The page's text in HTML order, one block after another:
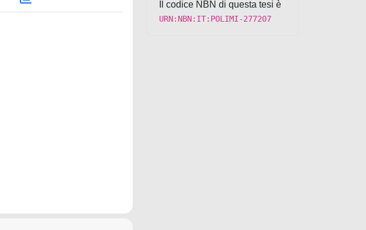
Il codice NBN di questa tesi è
URN:NBN:IT:POLIMI-277207